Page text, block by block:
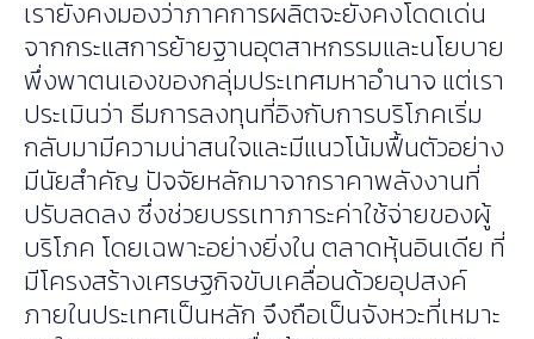
เรายังคงมองว่าภาคการผลิตจะยังคงโดดเด่น
จากกระแสการย้ายฐานอุตสาหกรรมและนโยบาย
พึ่งพาตนเองของกลุ่มประเทศมหาอำนาจ แต่เรา
ประเมินว่า ธีมการลงทุนที่อิงกับการบริโภคเริ่ม
กลับมามีความน่าสนใจและมีแนวโน้มฟื้นตัวอย่าง
มีนัยสำคัญ ปัจจัยหลักมาจากราคาพลังงานที่
ปรับลดลง ซึ่งช่วยบรรเทาภาระค่าใช้จ่ายของผู้
บริโภค โดยเฉพาะอย่างยิ่งใน ตลาดหุ้นอินเดีย ที่
มีโครงสร้างเศรษฐกิจขับเคลื่อนด้วยอุปสงค์
ภายในประเทศเป็นหลัก จึงถือเป็นจังหวะที่เหมาะ